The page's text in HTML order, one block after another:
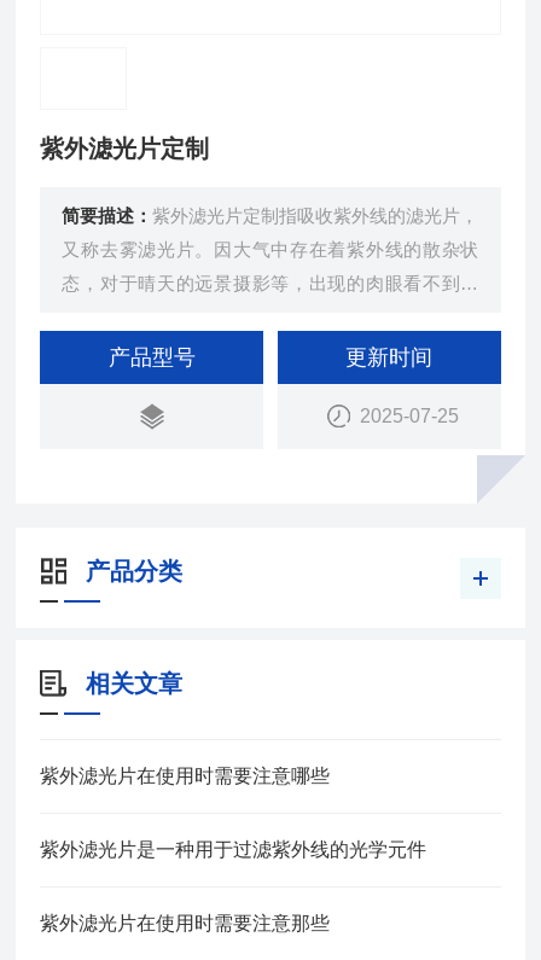
紫外滤光片定制
简要描述：紫外滤光片定制指吸收紫外线的滤光片，
又称去雾滤光片。因大气中存在着紫外线的散杂状
态，对于晴天的远景摄影等，出现的肉眼看不到的
产品型号 更新时间
2025-07-25
产品分类
相关文章
紫外滤光片在使用时需要注意哪些
紫外滤光片是一种用于过滤紫外线的光学元件
紫外滤光片在使用时需要注意那些